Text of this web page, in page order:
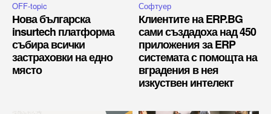
OFF-topic
Нова българска
insurtech платформа
събира всички
застраховки на едно
място
Софтуер
Клиентите на ERP.BG
сами създадоха над 450
приложения за ERP
системата с помощта на
вградения в нея
изкуствен интелект